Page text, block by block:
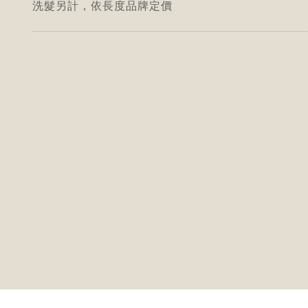
洗髮另計，依長度品牌定價